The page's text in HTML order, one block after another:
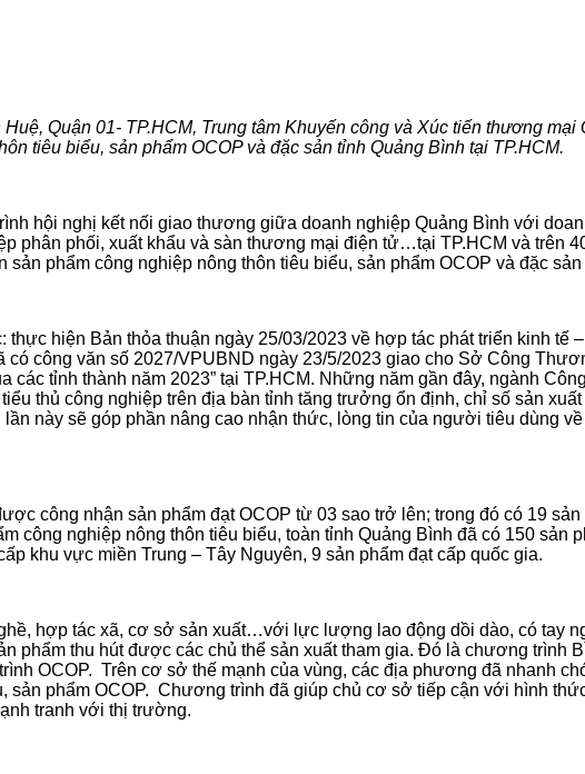
Quận 01- TP.HCM, Trung tâm Khuyến công và Xúc tiến thương mại
tiêu biểu, sản phẩm OCOP và đặc sản tỉnh Quảng Bình tại TP.HCM.
hội nghị kết nối giao thương giữa doanh nghiệp Quảng Bình với
phân phối, xuất khẩu và sàn thương mại điện tử…tại TP.HCM và trên
phẩm công nghiệp nông thôn tiêu biểu, sản phẩm OCOP và đặc
hiện Bản thỏa thuận ngày 25/03/2023 về hợp tác phát triển kinh tế
công văn số 2027/VPUBND ngày 23/5/2023 giao cho Sở Công
tỉnh thành năm 2023” tại TP.HCM. Những năm gần đây, ngành
thủ công nghiệp trên địa bàn tỉnh tăng trưởng ổn định, chỉ số sản
này sẽ góp phần nâng cao nhận thức, lòng tin của người tiêu dùng
công nhận sản phẩm đạt OCOP từ 03 sao trở lên; trong đó có 19
công nghiệp nông thôn tiêu biểu, toàn tỉnh Quảng Bình đã có 150 sản
khu vực miền Trung – Tây Nguyên, 9 sản phẩm đạt cấp quốc gia.
hợp tác xã, cơ sở sản xuất…với lực lượng lao động dồi dào, có tay
phẩm thu hút được các chủ thể sản xuất tham gia. Đó là chương trình
OCOP. Trên cơ sở thế mạnh của vùng, các địa phương đã nhanh
phẩm OCOP. Chương trình đã giúp chủ cơ sở tiếp cận với hình
tranh với thị trường.